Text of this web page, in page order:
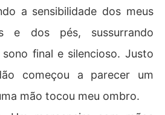
a sensibilidade dos meus
e dos pés, sussurrando
final e silencioso. Justo
começou a parecer um
mão tocou meu ombro.